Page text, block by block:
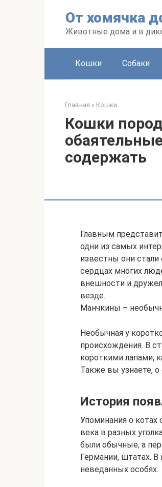
От хомячка
Животные дома и в
Кошки Собаки
Главная » Кошки
Кошки
содержать
Главным
одни из самых
известны они стали
сердцах многих
внешности и
везде.
Манчкины –
Необычная у
происхождения. В
короткими лапами,
Также вы узнаете,
История
Упоминания о котах
века в разных
были обычные, а
Германии, штатах.
неведанных особях.